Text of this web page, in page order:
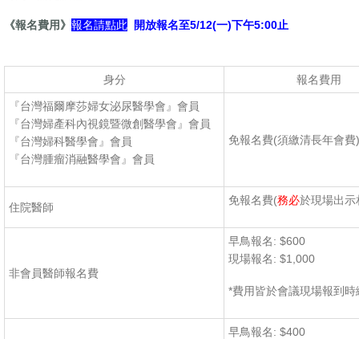
《報名費用》 報名請點此 開放報名至5/12(一)下午5:00止
身分 報名費用
『台灣福爾摩莎婦女泌尿醫學會』會員
『台灣婦產科內視鏡暨微創醫學會』會員
『台灣婦科醫學會』會員
『台灣腫瘤消融醫學會』會員
免報名費(須繳清長年會費)
住院醫師
免報名費(務必於現場出示
非會員醫師報名費
早鳥報名: $600
現場報名: $1,000
*費用皆於會議現場報到時
早鳥報名: $400